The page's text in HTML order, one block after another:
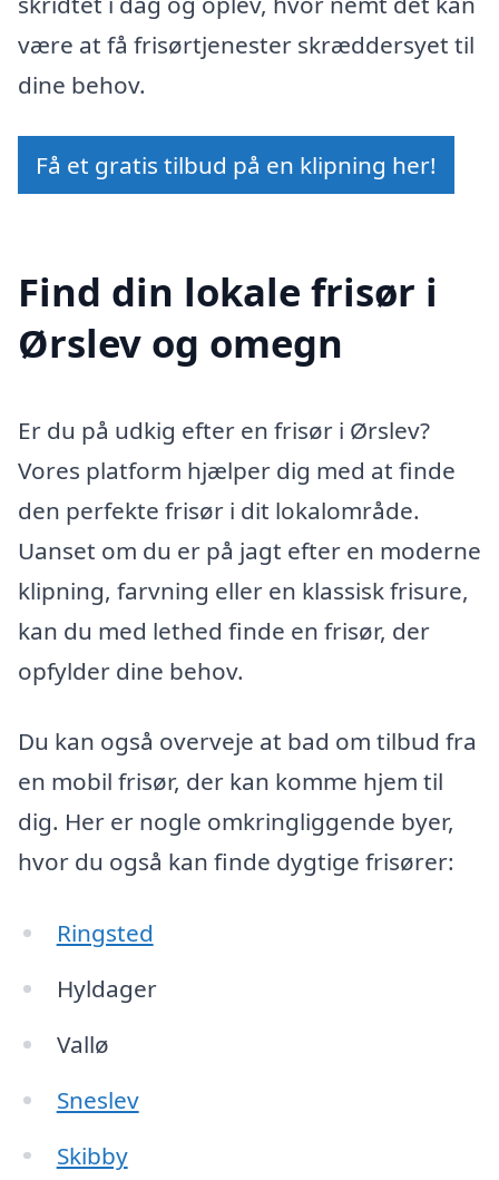
være at få frisørtjenester skræddersyet til
dine behov.
Få et gratis tilbud på en klipning her!
Find din lokale frisør i
Ørslev og omegn
Er du på udkig efter en frisør i Ørslev?
Vores platform hjælper dig med at finde
den perfekte frisør i dit lokalområde.
Uanset om du er på jagt efter en moderne
klipning, farvning eller en klassisk frisure,
kan du med lethed finde en frisør, der
opfylder dine behov.
Du kan også overveje at bad om tilbud fra
en mobil frisør, der kan komme hjem til
dig. Her er nogle omkringliggende byer,
hvor du også kan finde dygtige frisører:
Ringsted
Hyldager
Vallø
Sneslev
Skibby